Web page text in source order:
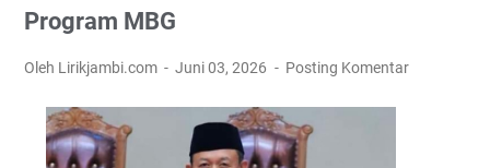
Program MBG
Oleh Lirikjambi.com Juni 03, 2026 Posting Komentar